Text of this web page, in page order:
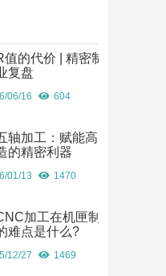
值的代价 | 精密制
复盘
06/16 604
轴加工：赋能高
的精密利器
01/13 1470
加工在机匣制
难点是什么?
12/27 1469